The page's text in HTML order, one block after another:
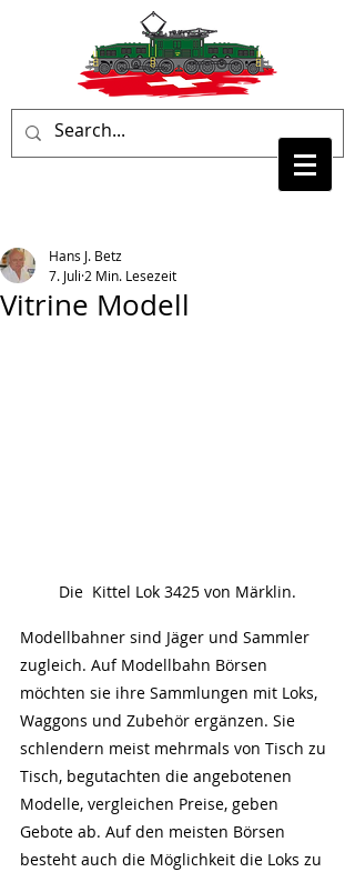
Vitrine Modell
Hans J. Betz
7. Juli 2 Min. Lesezeit
Die  Kittel Lok 3425 von Märklin.
Modellbahner sind Jäger und Sammler
zugleich. Auf Modellbahn Börsen
möchten sie ihre Sammlungen mit Loks,
Waggons und Zubehör ergänzen. Sie
schlendern meist mehrmals von Tisch zu
Tisch, begutachten die angebotenen
Modelle, vergleichen Preise, geben
Gebote ab. Auf den meisten Börsen
besteht auch die Möglichkeit die Loks zu